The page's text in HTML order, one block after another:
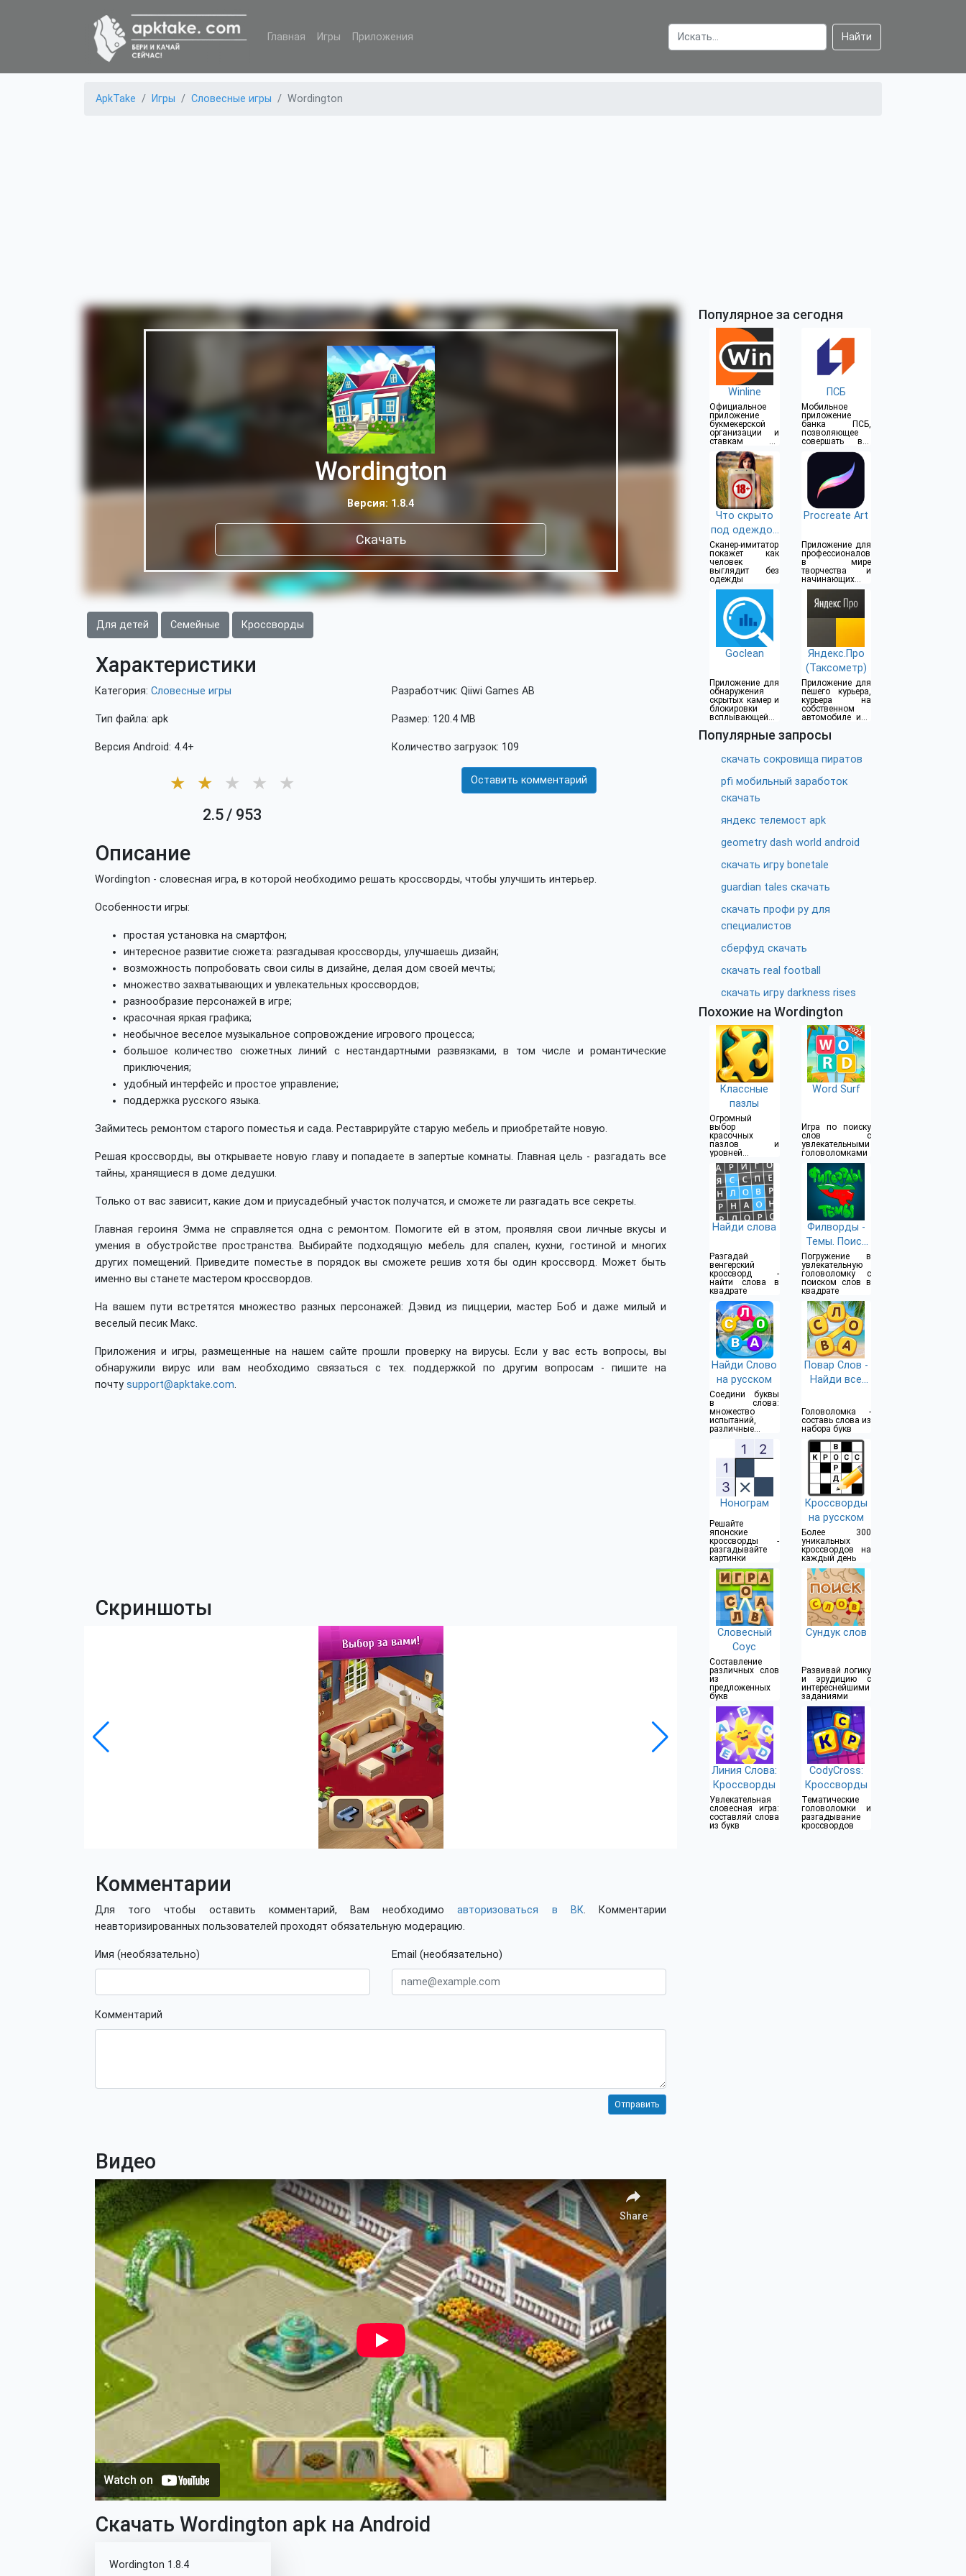
Главная Игры Приложения Найти
ApkTake Игры Словесные игры Wordington
Wordington
Версия: 1.8.4
Скачать
Для детей Семейные Кроссворды
Характеристики
Категория: Словесные игры
Тип файла: apk
Версия Android: 4.4+
Разработчик: Qiiwi Games AB
Размер: 120.4 MB
Количество загрузок: 109
★ ★ ★ ★ ★
2.5/ 953
Оставить комментарий
Описание
Wordington - словесная игра, в которой необходимо решать кроссворды, чтобы улучшить интерьер.
Особенности игры:
простая установка на смартфон;
интересное развитие сюжета: разгадывая кроссворды, улучшаешь дизайн;
возможность попробовать свои силы в дизайне, делая дом своей мечты;
множество захватывающих и увлекательных кроссвордов;
разнообразие персонажей в игре;
красочная яркая графика;
необычное веселое музыкальное сопровождение игрового процесса;
большое количество сюжетных линий с нестандартными развязками, в том числе и романтические
приключения;
удобный интерфейс и простое управление;
поддержка русского языка.
Займитесь ремонтом старого поместья и сада. Реставрируйте старую мебель и приобретайте новую.
Решая кроссворды, вы открываете новую главу и попадаете в запертые комнаты. Главная цель - разгадать все
тайны, хранящиеся в доме дедушки.
Только от вас зависит, какие дом и приусадебный участок получатся, и сможете ли разгадать все секреты.
Главная героиня Эмма не справляется одна с ремонтом. Помогите ей в этом, проявляя свои личные вкусы и
умения в обустройстве пространства. Выбирайте подходящую мебель для спален, кухни, гостиной и многих
других помещений. Приведите поместье в порядок вы сможете решив хотя бы один кроссворд. Может быть
именно вы станете мастером кроссвордов.
На вашем пути встретятся множество разных персонажей: Дэвид из пиццерии, мастер Боб и даже милый и
веселый песик Макс.
Приложения и игры, размещенные на нашем сайте прошли проверку на вирусы. Если у вас есть вопросы, вы
обнаружили вирус или вам необходимо связаться с тех. поддержкой по другим вопросам - пишите на
почту support@apktake.com.
Скриншоты
Комментарии
Для того чтобы оставить комментарий, Вам необходимоавторизоваться в ВК. Комментарии
неавторизированных пользователей проходят обязательную модерацию.
Имя (необязательно) Email (необязательно)
Комментарий
Видео
Скачать Wordington apk на Android
Wordington 1.8.4
Популярное за сегодня
Winline
Официальное
приложение
букмекерской
организации и
ставкам на
спорт
ПСБ
Мобильное
приложение
банка ПСБ,
позволяющее
совершать все
операции прямо
из дома
Что скрыто
под одеждой
(18+)
Сканер-имитатор
покажет как
человек
выглядит без
одежды
Procreate Art
Приложение для
профессионалов
в мире
творчества и
начинающих
художников
Goclean
Приложение для
обнаружения
скрытых камер и
блокировки
всплывающей
Яндекс.Про
(Таксометр)
Приложение для
пешего курьера,
курьера на
собственном
автомобиле или
Популярные запросы
скачать сокровища пиратов
pfi мобильный заработок
скачать
яндекс телемост apk
geometry dash world android
скачать игру bonetale
guardian tales скачать
скачать профи ру для
специалистов
сберфуд скачать
скачать real football
скачать игру darkness rises
Похожие на Wordington
Классные
пазлы
Огромный
выбор
красочных
пазлов и
уровней
сложности
Word Surf
Игра по поиску
слов с
увлекательными
головоломками
Найди слова
Разгадай
венгерский
кроссворд -
найти слова в
квадрате
Филворды -
Темы. Поиск
слов.
Погружение в
увлекательную
головоломку с
поиском слов в
квадрате
Найди Слово
на русском
Соедини буквы
в слова:
множество
испытаний,
различные
сложности
Повар Слов -
Найди все
Головоломка -
составь слова из
набора букв
Нонограм
Решайте
японские
кроссворды -
разгадывайте
картинки
Кроссворды
на русском
Более 300
уникальных
кроссвордов на
каждый день
Словесный
Соус
Составление
различных слов
из
предложенных
букв
Сундук слов
Развивай логику
и эрудицию с
интереснейшими
заданиями
Линия Слова:
Кроссворды
Увлекательная
словесная игра:
составляй слова
из букв
CodyCross:
Кроссворды
Тематические
головоломки и
разгадывание
кроссвордов